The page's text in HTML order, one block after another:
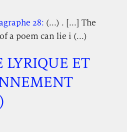
28: (...) . [...] The
of a poem can lie i (...)
LYRIQUE ET